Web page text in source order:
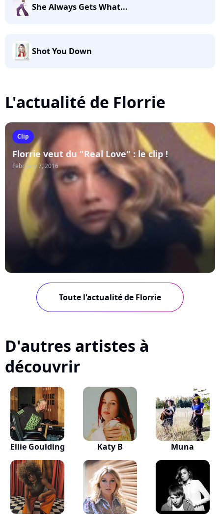
She Always Gets What...
Shot You Down
L'actualité de Florrie
Clip
Florrie veut du "Real Love" : le clip !
February 7, 2016
Toute l'actualité de Florrie
D'autres artistes à
découvrir
Ellie Goulding Katy B Muna